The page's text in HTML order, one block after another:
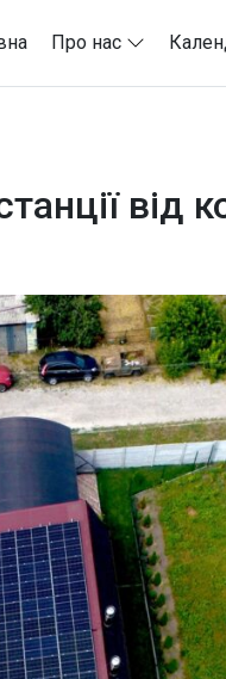
Про нас
від